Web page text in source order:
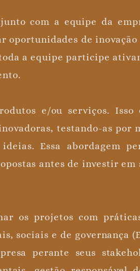
com a equipe da
de inovação
a equipe participe
e/ou serviços. Isso
testando-as por
Essa abordagem
antes de investir em
os projetos com
sociais e de governança
perante seus